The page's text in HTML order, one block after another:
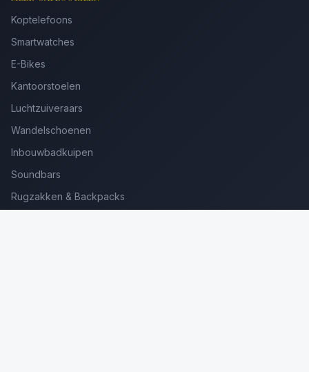
Koptelefoons
Smartwatches
E-Bikes
Kantoorstoelen
Luchtzuiveraars
Wandelschoenen
Inbouwbadkuipen
Soundbars
Rugzakken & Backpacks